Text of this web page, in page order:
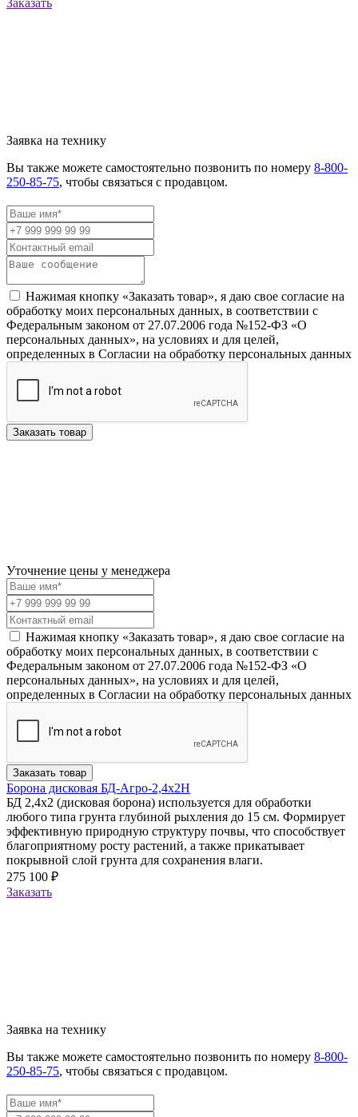
Заявка на технику
Вы также можете самостоятельно позвонить по номеру 8-800-
250-85-75, чтобы связаться с продавцом.
Нажимая кнопку «Заказать товар», я даю свое согласие на
обработку моих персональных данных, в соответствии с
Федеральным законом от 27.07.2006 года №152-ФЗ «О
персональных данных», на условиях и для целей,
определенных в Согласии на обработку персональных данных
Заказать товар
Уточнение цены у менеджера
Нажимая кнопку «Заказать товар», я даю свое согласие на
обработку моих персональных данных, в соответствии с
Федеральным законом от 27.07.2006 года №152-ФЗ «О
персональных данных», на условиях и для целей,
определенных в Согласии на обработку персональных данных
Заказать товар
Борона дисковая БД-Агро-2,4х2Н
БД 2,4х2 (дисковая борона) используется для обработки
любого типа грунта глубиной рыхления до 15 см. Формирует
эффективную природную структуру почвы, что способствует
благоприятному росту растений, а также прикатывает
покрывной слой грунта для сохранения влаги.
275 100 ₽
Заказать
Заявка на технику
Вы также можете самостоятельно позвонить по номеру 8-800-
250-85-75, чтобы связаться с продавцом.